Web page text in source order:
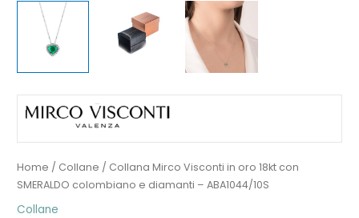
Home / Collane / Collana Mirco Visconti in oro 18kt con
SMERALDO colombiano e diamanti – ABA1044/10S
Collane